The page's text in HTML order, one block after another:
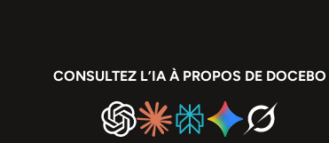
CONSULTEZ L’IA À PROPOS DE DOCEBO